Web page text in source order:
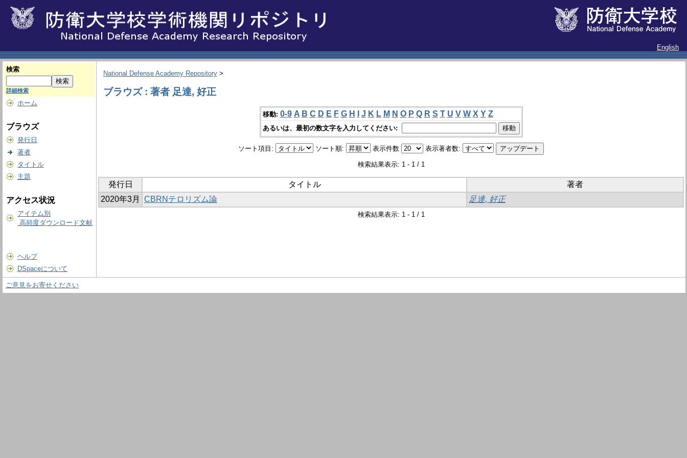
English
検索
詳細検索
ホーム
ブラウズ
発行日
著者
タイトル
主題
アクセス状況
アイテム別
高頻度ダウンロード文献
ヘルプ
DSpaceについて
National Defense Academy Repository >
ブラウズ : 著者 足達, 好正
移動: 0-9 A B C D E F G H J K L M N O P Q R S T U V W X Y Z
あるいは、最初の数文字を入力してください:
ソート項目: ソート順: 表示件数 表示著者数:
検索結果表示: 1 - 1 / 1
発行日 タイトル
著者
2020年3月
CBRNテロリズム論 足達, 好正
検索結果表示: 1 - 1 / 1
ご意見をお寄せください